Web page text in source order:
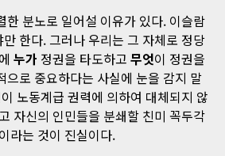
한 분노로 일어설 이유가 있다. 이슬람
한다. 그러나 우리는 그 자체로 정당
누가 정권을 타도하고 무엇이 정권을
으로 중요하다는 사실에 눈을 감지 말
노동계급 권력에 의하여 대체되지 않
자신의 인민들을 분쇄할 친미 꼭두각
라는 것이 진실이다.